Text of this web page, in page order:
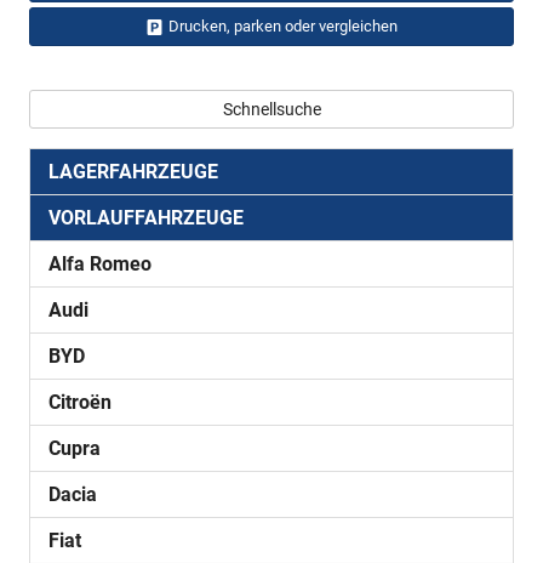
Drucken, parken oder vergleichen
Schnellsuche
LAGERFAHRZEUGE
VORLAUFFAHRZEUGE
Alfa Romeo
Audi
BYD
Citroën
Cupra
Dacia
Fiat